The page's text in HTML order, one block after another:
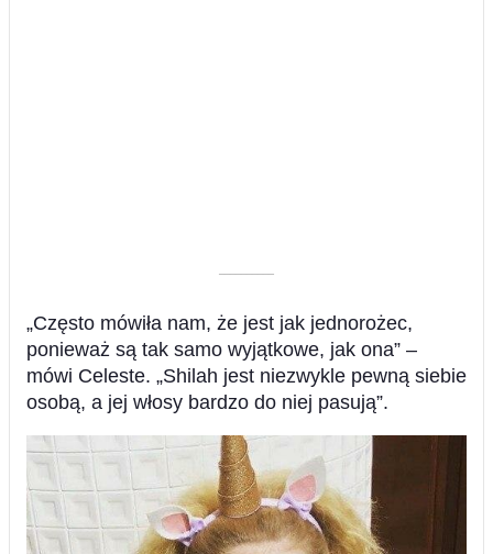
––––––––––
„Często mówiła nam, że jest jak jednorożec,
ponieważ są tak samo wyjątkowe, jak ona” –
mówi Celeste. „Shilah jest niezwykle pewną siebie
osobą, a jej włosy bardzo do niej pasują”.